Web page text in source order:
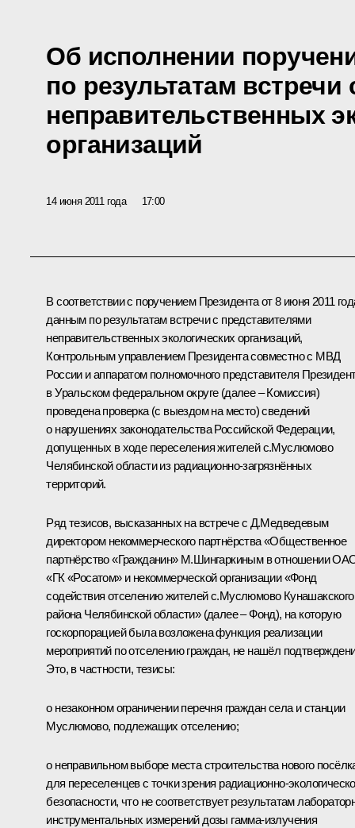
Об исполнении
по результатам
неправительственных
организаций
14 июня 2011 года 17:00
В соответствии с поручением Президента от 8 июня 2011
данным по результатам встречис представителями
неправительственных экологических организаций,
Контрольным управлением Президента совместно с МВД
России и аппаратом полномочного представителя
в Уральском федеральном округе (далее – Комиссия)
проведена проверка (с выездом на место) сведений
о нарушениях законодательства Российской Федерации,
допущенных в ходе переселения жителей с.Муслюмово
Челябинской области из радиационно-загрязнённых
территорий.
Ряд тезисов, высказанных на встрече с Д.Медведевым
директором некоммерческого партнёрства «Общественное
партнёрство «Гражданин» М.Шингаркиным в отношении
«ГК «Росатом» и некоммерческой организации «Фонд
содействия отселению жителей с.Муслюмово Кунашакского
района Челябинской области» (далее – Фонд), на которую
госкорпорацией была возложена функция реализации
мероприятий по отселению граждан, не нашёл
Это, в частности, тезисы:
о незаконном ограничении перечня граждан села и станции
Муслюмово, подлежащих отселению;
о неправильном выборе места строительства нового
для переселенцев с точки зрения радиационно-
безопасности, что не соответствует результатам
инструментальных измерений дозы гамма-излучения